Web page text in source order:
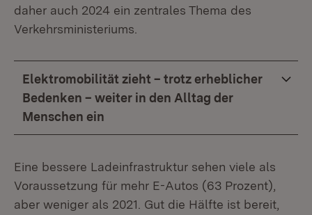
daher auch 2024 ein zentrales Thema des
Verkehrsministeriums.
Elektromobilität zieht – trotz erheblicher
Bedenken – weiter in den Alltag der
Menschen ein
Eine bessere Ladeinfrastruktur sehen viele als
Voraussetzung für mehr E-Autos (63 Prozent),
aber weniger als 2021. Gut die Hälfte ist bereit,